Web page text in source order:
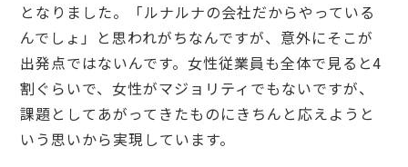
となりました。「ルナルナの会社だからやっている
んでしょ」と思われがちなんですが、意外にそこが
出発点ではないんです。女性従業員も全体で見ると4
割ぐらいで、女性がマジョリティでもないですが、
課題としてあがってきたものにきちんと応えようと
いう思いから実現しています。